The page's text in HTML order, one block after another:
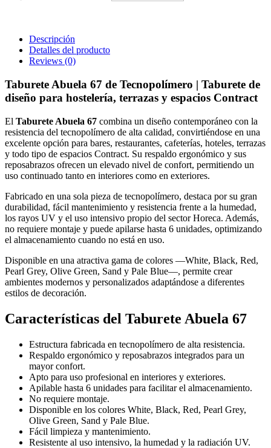
Descripción
Detalles del producto
Reviews (0)
Taburete Abuela 67 de Tecnopolímero | Taburete de
diseño para hostelería, terrazas y espacios Contract
El Taburete Abuela 67 combina un diseño contemporáneo con la
resistencia del tecnopolímero de alta calidad, convirtiéndose en una
excelente opción para bares, restaurantes, cafeterías, hoteles, terrazas
y todo tipo de espacios Contract. Su respaldo ergonómico y sus
reposabrazos ofrecen un elevado nivel de confort, permitiendo un
uso continuado tanto en interiores como en exteriores.
Fabricado en una sola pieza de tecnopolímero, destaca por su gran
durabilidad, fácil mantenimiento y resistencia frente a la humedad,
los rayos UV y el uso intensivo propio del sector Horeca. Además,
no requiere montaje y puede apilarse hasta 6 unidades, optimizando
el almacenamiento cuando no está en uso.
Disponible en una atractiva gama de colores —White, Black, Red,
Pearl Grey, Olive Green, Sand y Pale Blue—, permite crear
ambientes modernos y personalizados adaptándose a diferentes
estilos de decoración.
Características del Taburete Abuela 67
Estructura fabricada en tecnopolímero de alta resistencia.
Respaldo ergonómico y reposabrazos integrados para un
mayor confort.
Apto para uso profesional en interiores y exteriores.
Apilable hasta 6 unidades para facilitar el almacenamiento.
No requiere montaje.
Disponible en los colores White, Black, Red, Pearl Grey,
Olive Green, Sand y Pale Blue.
Fácil limpieza y mantenimiento.
Resistente al uso intensivo, la humedad y la radiación UV.